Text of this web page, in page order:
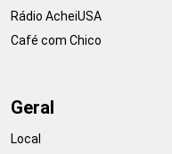
Rádio AcheiUSA
Café com Chico
Geral
Local